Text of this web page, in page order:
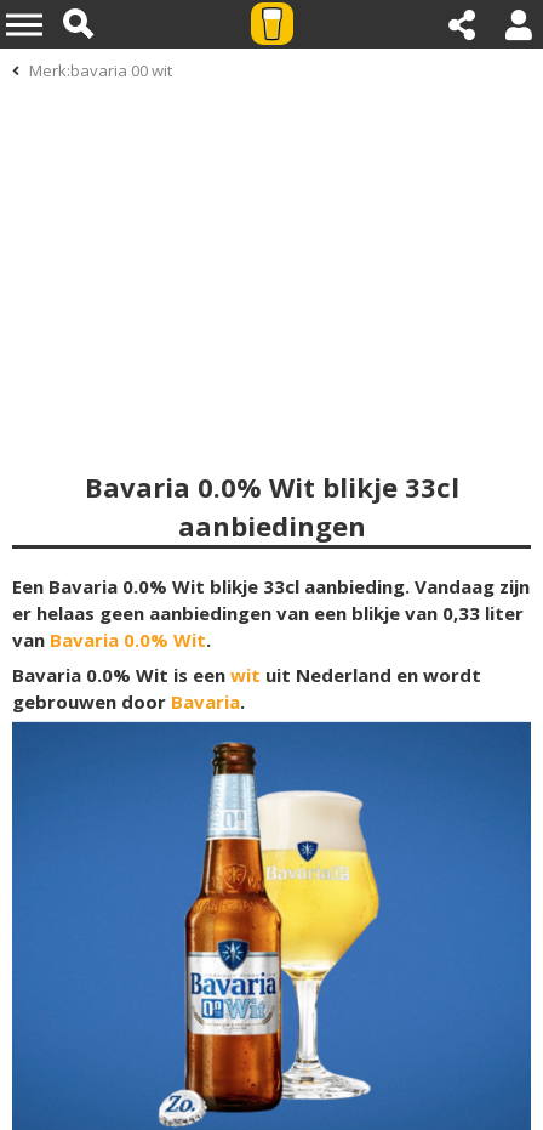
Merk:bavaria 00 wit
Bavaria 0.0% Wit blikje 33cl
aanbiedingen
Een Bavaria 0.0% Wit blikje 33cl aanbieding. Vandaag zijn
er helaas geen aanbiedingen van een blikje van 0,33 liter
van Bavaria 0.0% Wit.
Bavaria 0.0% Wit is een wit uit Nederland en wordt
gebrouwen door Bavaria.